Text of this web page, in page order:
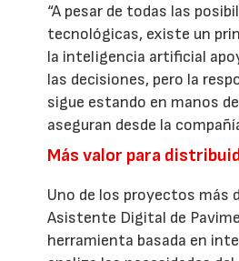
“A pesar de todas las
tecnológicas, existe un
la inteligencia artificial
las decisiones, pero la
sigue estando en manos
aseguran desde la
Más valor para
Uno de los proyectos más
Asistente Digital de
herramienta basada en